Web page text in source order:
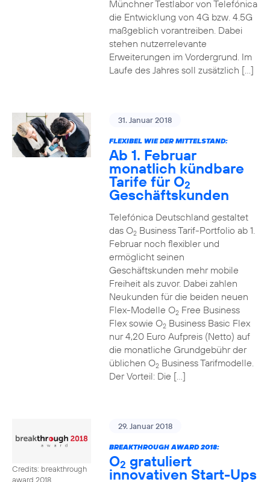
Münchner Testlabor von Telefónica
die Entwicklung von 4G bzw. 4.5G
maßgeblich vorantreiben. Dabei
stehen nutzerrelevante
Erweiterungen im Vordergrund. Im
Laufe des Jahres soll zusätzlich […]
31. Januar 2018
FLEXIBEL WIE DER MITTELSTAND:
Ab 1. Februar
monatlich kündbare
Tarife für O2
Geschäftskunden
Telefónica Deutschland gestaltet
das O2Business Tarif-Portfolio ab 1.
Februar noch flexibler und
ermöglicht seinen
Geschäftskunden mehr mobile
Freiheit als zuvor. Dabei zahlen
Neukunden für die beiden neuen
Flex-Modelle O2Free Business
Flex sowie O2Business Basic Flex
nur 4,20 Euro Aufpreis (Netto) auf
die monatliche Grundgebühr der
üblichen O2Business Tarifmodelle.
Der Vorteil: Die […]
Credits: breakthrough
award 2018
29. Januar 2018
BREAKTHROUGH AWARD 2018:
O2 gratuliert
innovativen Start-Ups